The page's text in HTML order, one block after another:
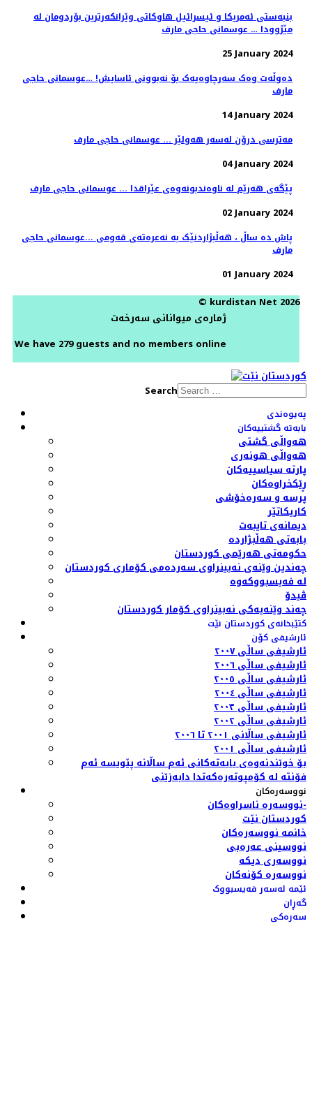
بنبەستی ئەمریکا و ئیسرائیل هاوکاتی وێرانکەرترین بۆردومان لە
مێژوودا … عوسمانی حاجی مارف
25 January 2024
دەوڵەت وەک سەرچاوەیەک بۆ نەبوونی ئاسایش! …عوسمانی حاجی
مارف
14 January 2024
مەترسی درۆن لەسەر هەولێر ... عوسمانی حاجی مارف
04 January 2024
پێگەی هەرێم لە ناوەندبونەوەی عێراقدا ... عوسمانی حاجی مارف
02 January 2024
پاش دە ساڵ ، هەڵبژاردنێک بە نەعرەتەی قەومی ...عوسمانی حاجی
مارف
01 January 2024
© kurdistan Net 2026
ژمارەی میوانانی سەرخەت
We have 279 guests and no members online
Search
پەیوەندی
بابەتە گشتییەکان
هەواڵی گشتی
هەواڵی هونەری
پارتە سیاسییەکان
ڕێکخراوەکان
پرسە و سەرەخۆشی
کاریکاتێر
دیمانەی تایبەت
بابەتی هەڵبژاردە
حکومەتی هەرێمی کوردستان
چەندین وێنەی نەبینراوی سەردەمی کۆماری کوردستان
لە فەیسبووکەوە
ڤیدۆ
چەند وێنەیەکی نەبینراوی کۆمار کوردستان
کتێبخانەی کوردستان نێت
ئارشیفی کۆن
ئارشیفی ساڵی ٢٠٠٧
ئارشیفی ساڵی ٢٠٠٦
ئارشیفی ساڵی ٢٠٠٥
ئارشیفی ساڵی ٢٠٠٤
ئارشیفی ساڵی ٢٠٠٣
ئارشیفی ساڵی ٢٠٠٢
ئارشیفی ساڵانی ٢٠٠١ تا ٢٠٠٦
ئارشیفی ساڵی ٢٠٠١
بۆ خوێندنەوەی بابەتەکانی ئەم ساڵانە پێویسە ئەم
فۆنتە لە کۆمپوتەرەکەتدا دابەزێنی
نووسەرەکان
نووسەرە ناسراوەکان-
کوردستان نێت
خانمە نووسەرەکان
نووسینی عەرەبی
نووسەری دیکە
نووسەرە کۆنەکان
ئێمە لەسەر فەیسبووک
گەڕان
سەرەکی